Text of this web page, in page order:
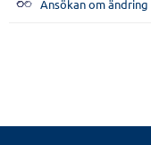
Ansökan om